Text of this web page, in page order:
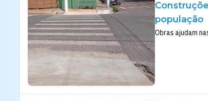
população
Obras ajudam